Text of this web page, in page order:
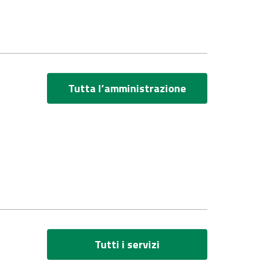
Tutta l’amministrazione
Tutti i servizi